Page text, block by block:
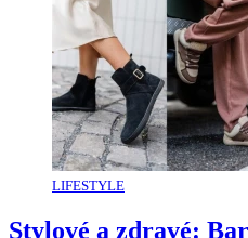
LIFESTYLE
Stylové a zdravé: